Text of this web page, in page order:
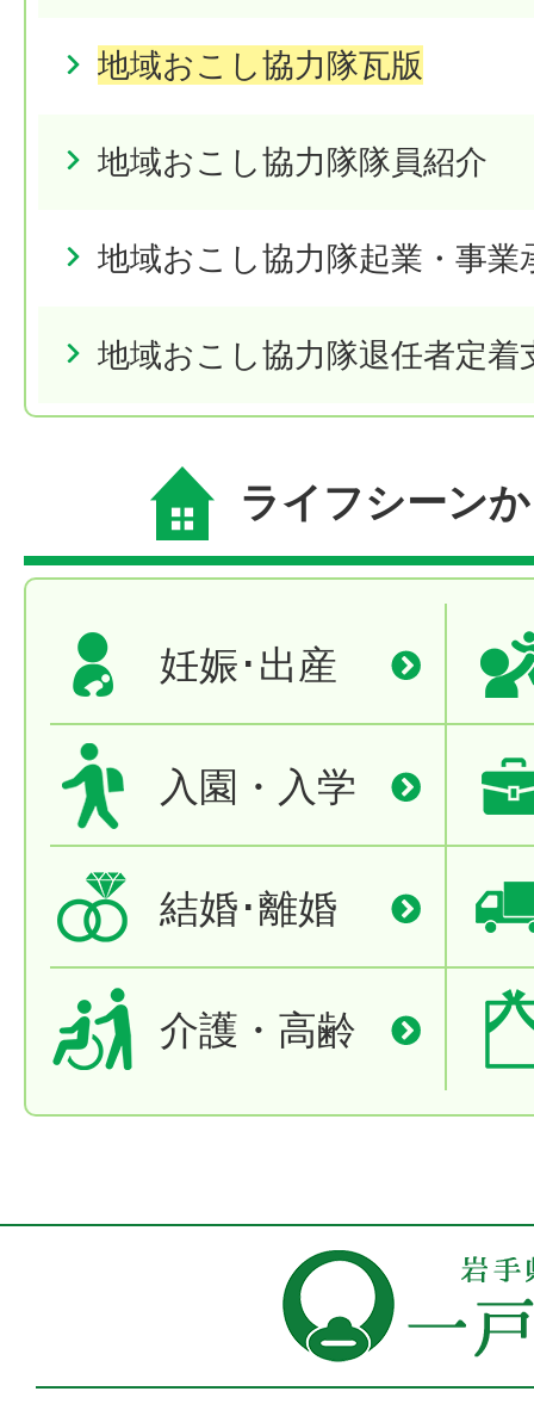
地域おこし協力隊瓦版
地域おこし協力隊隊員紹介
地域おこし協力隊起業・事業
地域おこし協力隊退任者定着
ライフシーン
妊娠･出産
入園・入学
結婚･離婚
介護・高齢